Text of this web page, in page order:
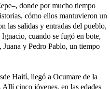
donde por mucho tiempo
cómo ellos mantuvieron un
las salidas y entradas del pueblo,
cuando se fugó en bote,
y Pedro Pablo, un tiempo
Haití, llegó a Ocumare de la
cinco jóvenes, en las edades